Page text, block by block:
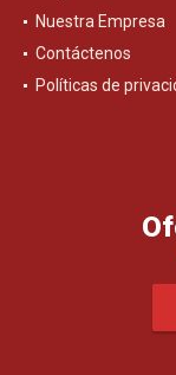
Nuestra Empresa
Contáctenos
Políticas de